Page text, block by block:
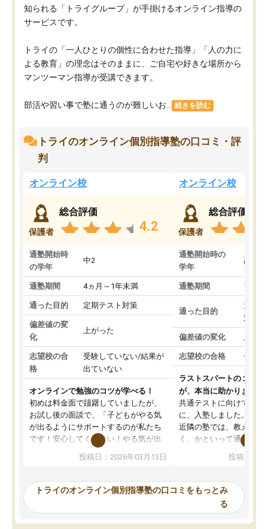
知られる「トライグループ」が手掛けるオンライン指導の
サービスです。
トライの「一人ひとりの個性に合わせた指導」「人の力に
よる教育」の理念はそのままに、ご自宅や好きな場所から
マンツーマン指導が受講できます。
部活や習い事で塾に通うのが難しいお... 続きを読む
トライのオンライン個別指導塾の口コミ・評
判
オンライン校
保護者
総合評価
4.2
通塾開始時
の学年
中2
通塾期間 4ヵ月～1年未満
通った目的 定期テスト対策
偏差値の変
化
上がった
志望校の合
格
受験していない/結果が
出ていない
オンラインで勉強のコツが学べる！
初めは料金面で躊躇していましたが、
お試し後の面談で、「子どもがやる気
が出るようにサポートするのが私たち
です！安心してください！やる気が出
ないのは私たち講師の責任です」と言
ってくださり、確かに！と考えて、思
ったんですが、学生の先生から学ぶこ
み、徐々に成績が上がったらいいなと
思っていました。何が今足りないのか
投稿日：2026年03月13日
オンライン校
保護者
総合評価
通塾開始時の
学年
高3
通塾期間 1～3
通った目的
大学
対策
偏差値の変化
志望校の合格 合格
ラストスパートの１か月
が、本当に助かりました
共通テストに向けての追
に、入塾しました。田舎
近隣の塾では、教えても
く、かといって通うには
可能なので本当に助か
らないところをピンポイ
頂いて、とてもわかり
していました。一生を
スト、多少お金がかかっ
投稿日：
トライのオンライン個別指導塾の口コミをもっとみ
る